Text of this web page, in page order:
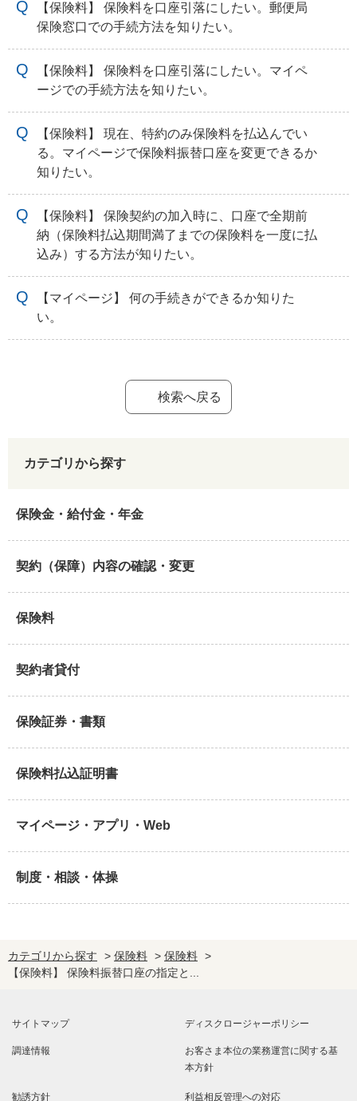
【保険料】 保険料を口座引落にしたい。郵便局
保険窓口での手続方法を知りたい。
【保険料】 保険料を口座引落にしたい。マイペ
ージでの手続方法を知りたい。
【保険料】 現在、特約のみ保険料を払込んでい
る。マイページで保険料振替口座を変更できるか
知りたい。
【保険料】 保険契約の加入時に、口座で全期前
納（保険料払込期間満了までの保険料を一度に払
込み）する方法が知りたい。
【マイページ】 何の手続きができるか知りた
い。
検索へ戻る
カテゴリから探す
保険金・給付金・年金
契約（保障）内容の確認・変更
保険料
契約者貸付
保険証券・書類
保険料払込証明書
マイページ・アプリ・Web
制度・相談・体操
カテゴリから探す > 保険料 > 保険料 >
【保険料】 保険料振替口座の指定と...
サイトマップ ディスクロージャーポリシー
調達情報 お客さま本位の業務運営に関する基
本方針
勧誘方針 利益相反管理への対応